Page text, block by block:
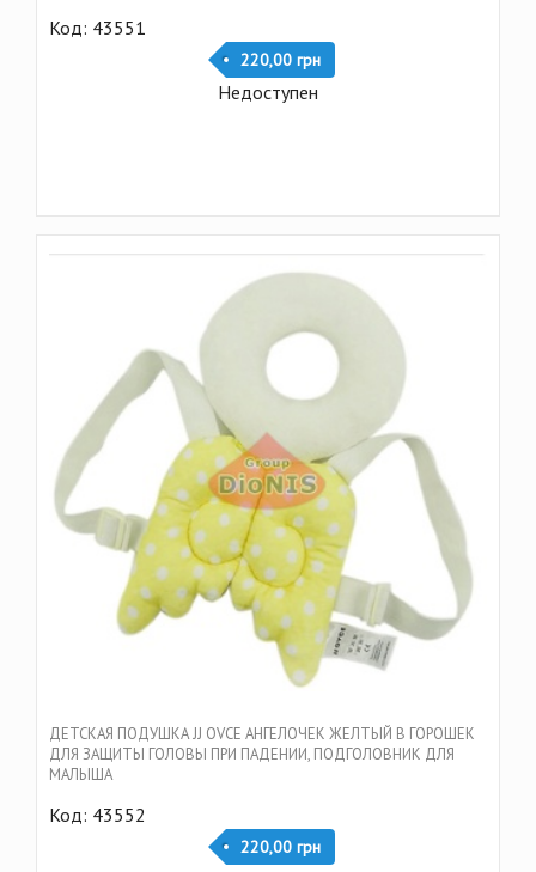
Код: 43551
220,00 грн
Недоступен
ДЕТСКАЯ ПОДУШКА JJ OVCE АНГЕЛОЧЕК ЖЕЛТЫЙ В ГОРОШЕК
ДЛЯ ЗАЩИТЫ ГОЛОВЫ ПРИ ПАДЕНИИ, ПОДГОЛОВНИК ДЛЯ
МАЛЫША
Код: 43552
220,00 грн